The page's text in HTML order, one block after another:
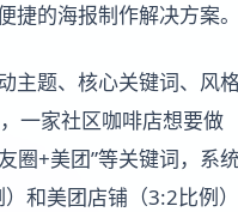
的海报制作解决方案。
主题、核心关键词、风
一家社区咖啡店想要做
圈+美团”等关键词，系
和美团店铺（3:2比例）